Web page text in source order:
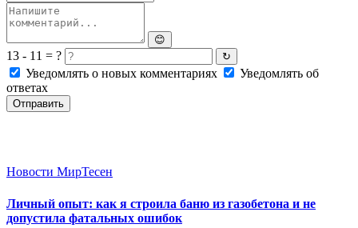
😊
13 - 11 = ? ↻
Уведомлять о новых комментариях
Уведомлять об
ответах
Отправить
Новости МирТесен
Личный опыт: как я строила баню из газобетона и не
допустила фатальных ошибок